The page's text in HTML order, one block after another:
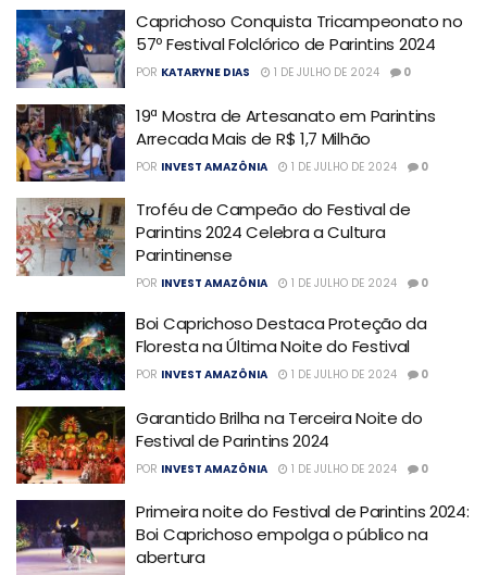
Caprichoso Conquista Tricampeonato no
57º Festival Folclórico de Parintins 2024
POR KATARYNE DIAS 1 DE JULHO DE 2024 0
19ª Mostra de Artesanato em Parintins
Arrecada Mais de R$ 1,7 Milhão
POR INVEST AMAZÔNIA 1 DE JULHO DE 2024 0
Troféu de Campeão do Festival de
Parintins 2024 Celebra a Cultura
Parintinense
POR INVEST AMAZÔNIA 1 DE JULHO DE 2024 0
Boi Caprichoso Destaca Proteção da
Floresta na Última Noite do Festival
POR INVEST AMAZÔNIA 1 DE JULHO DE 2024 0
Garantido Brilha na Terceira Noite do
Festival de Parintins 2024
POR INVEST AMAZÔNIA 1 DE JULHO DE 2024 0
Primeira noite do Festival de Parintins 2024:
Boi Caprichoso empolga o público na
abertura